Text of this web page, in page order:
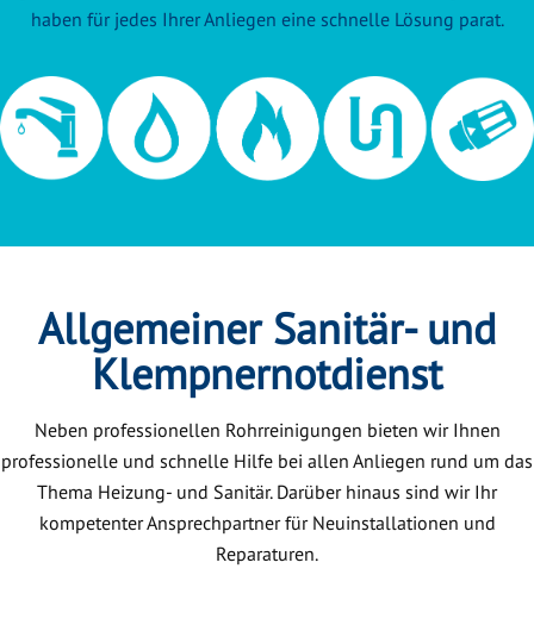
haben für jedes Ihrer Anliegen eine schnelle Lösung parat.
Allgemeiner Sanitär- und
Klempnernotdienst
Neben professionellen Rohrreinigungen bieten wir Ihnen
professionelle und schnelle Hilfe bei allen Anliegen rund um das
Thema Heizung- und Sanitär. Darüber hinaus sind wir Ihr
kompetenter Ansprechpartner für Neuinstallationen und
Reparaturen.